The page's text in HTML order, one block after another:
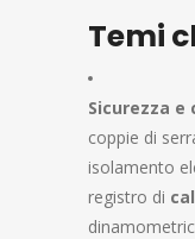
Temi
Sicurezza
coppie di
isolamento
registro di